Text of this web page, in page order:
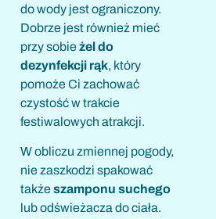
do wody jest ograniczony.
Dobrze jest również mieć
przy sobieżel do
dezynfekcji rąk, który
pomoże Ci zachować
czystość w trakcie
festiwalowych atrakcji.
W obliczu zmiennej pogody,
nie zaszkodzi spakować
takżeszamponu suchego
lub odświeżacza do ciała.